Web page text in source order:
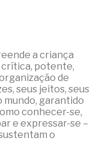
a criança
potente,
de
seus jeitos, seus
mundo, garantido
conhecer-se,
e expressar-se –
o